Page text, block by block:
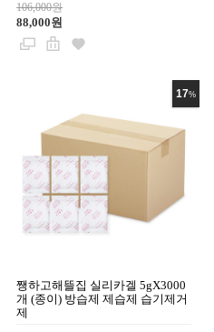
106,000원
88,000원
17%
쨍하고해뜰집 실리카겔 5gX3000
개 (종이) 방습제 제습제 습기제거
제